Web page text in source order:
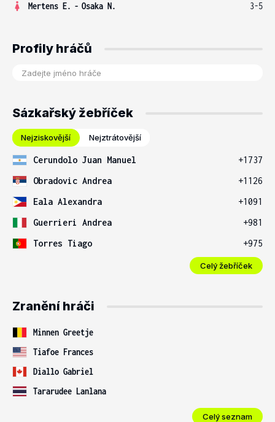
Mertens E. - Osaka N. 3-5
Profily hráčů
Sázkařský žebříček
Nejziskovější Nejztrátovější
Cerundolo Juan Manuel
+1737
Obradovic Andrea
+1126
Eala Alexandra
+1091
Guerrieri Andrea
+981
Torres Tiago
+975
Celý žebříček
Zranění hráči
Minnen Greetje
Tiafoe Frances
Diallo Gabriel
Tararudee Lanlana
Celý seznam